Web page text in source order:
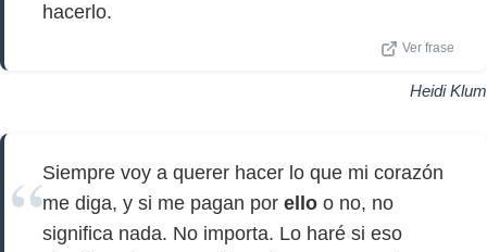
hacerlo.
Ver frase
Heidi Klum
Siempre voy a querer hacer lo que mi corazón
me diga, y si me pagan por ello o no, no
significa nada. No importa. Lo haré si eso